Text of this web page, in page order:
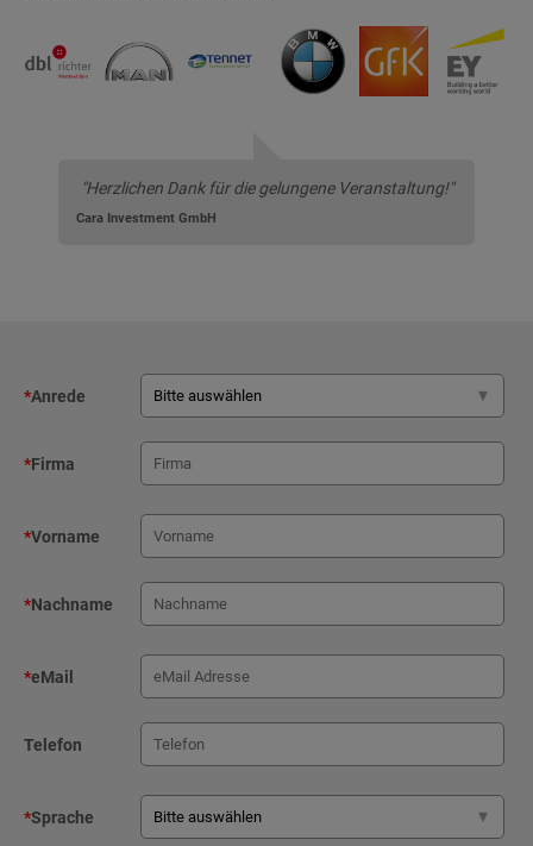
"Herzlichen Dank für die gelungene Veranstaltung!"
Cara Investment GmbH
*Anrede
*Firma
*Vorname
*Nachname
*eMail
Telefon
*Sprache